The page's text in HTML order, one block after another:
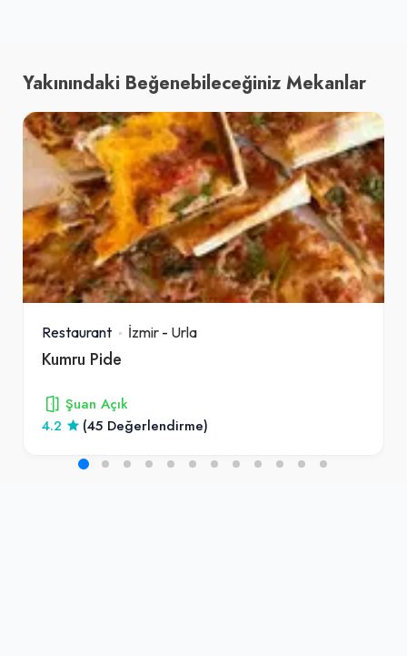
Yakınındaki Beğenebileceğiniz Mekanlar
Restaurant İzmir - Urla
Kumru Pide
Şuan Açık
4.2
(45 Değerlendirme)